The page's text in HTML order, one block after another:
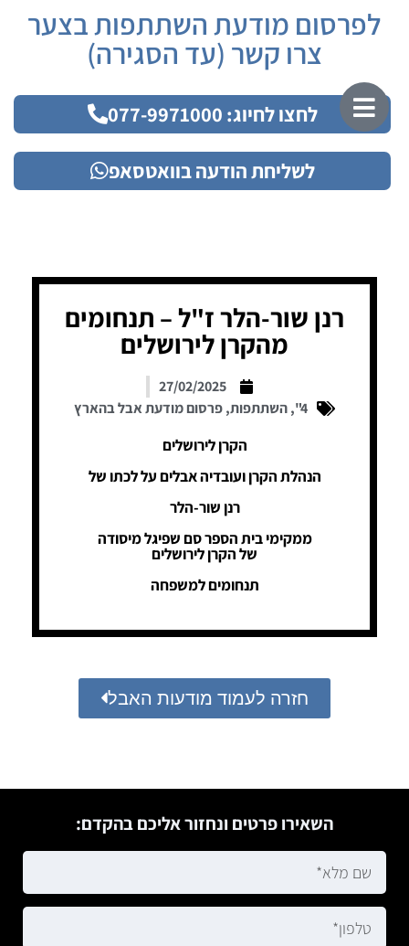
לפרסום מודעת השתתפות בצער
צרו קשר (עד הסגירה)
לחצו לחיוג: 077-9971000
לשליחת הודעה בוואטסאפ
רנן שור-הלר ז"ל – תנחומים
מהקרן לירושלים
27/02/2025
4"
,השתתפות,פרסום מודעת אבל בהארץ
הקרן לירושלים
הנהלת הקרן ועובדיה אבלים על לכתו של
רנן שור-הלר
ממקימי בית הספר סם שפיגל מיסודה
של הקרן לירושלים
תנחומים למשפחה
חזרה לעמוד מודעות האבל
השאירו פרטים ונחזור אליכם בהקדם: